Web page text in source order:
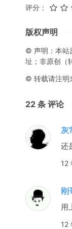
评分：
版权声明
© 声明：本站
址；非原创（
© 转载请注明
22 条 评论
灰
还
12
刚
用
12